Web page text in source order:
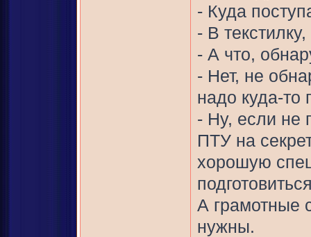
- Куда
- В
- А что,
- Нет, не
надо куда-то
- Ну, если не
ПТУ на
хорошую
А грамотные
нужны.